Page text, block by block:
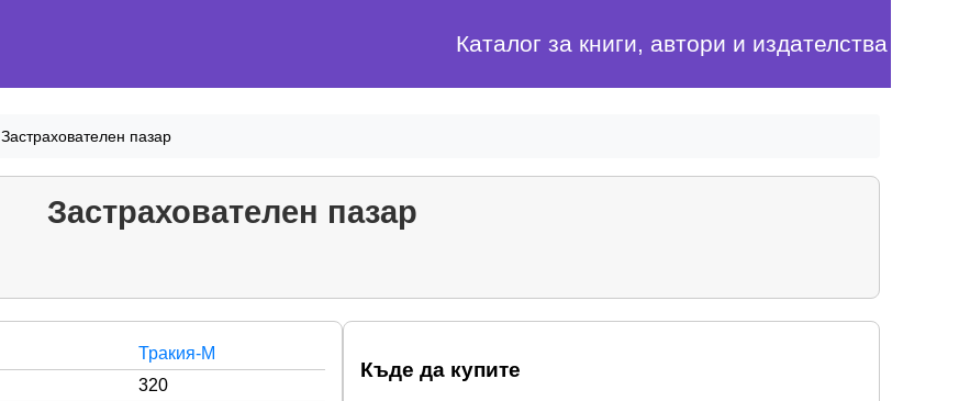
Каталог за книги, автори и издателства
Застрахователен пазар
Застрахователен пазар
Тракия-М
320
Къде да купите